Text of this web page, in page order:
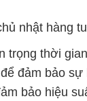
bảo hiệu
CÔNG TY